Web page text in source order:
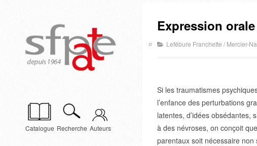
Catalogue Recherche Auteurs
Expression
Lefébure Franchette / Mercier-
Si les traumatismes
l’enfance des perturbations
latentes, d’idées obsédantes,
à des névroses, on conçoit
parentaux soit nécessaire non